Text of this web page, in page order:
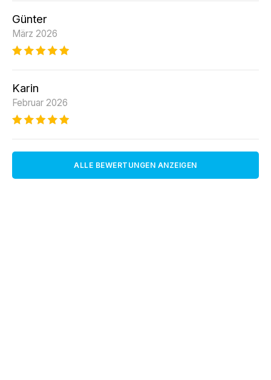
Günter
März 2026
Karin
Februar 2026
ALLE BEWERTUNGEN ANZEIGEN